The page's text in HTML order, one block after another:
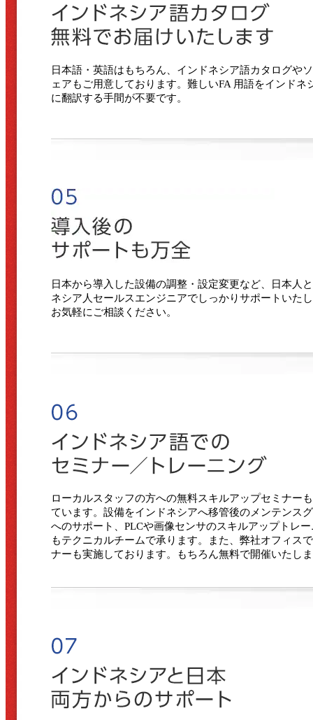
日本語・英語はもちろん、インドネシア語カタログや
ェアもご用意しております。難しいFA 用語をインドネ
に翻訳する手間が不要です。
日本から導入した設備の調整・設定変更など、日本人
ネシア人セールスエンジニアでしっかりサポートいた
お気軽にご相談ください。
ローカルスタッフの方への無料スキルアップセミナー
ています。設備をインドネシアへ移管後のメンテンス
へのサポート、PLCや画像センサのスキルアップトレ
もテクニカルチームで承ります。また、弊社オフィス
ナーも実施しております。もちろん無料で開催いたし